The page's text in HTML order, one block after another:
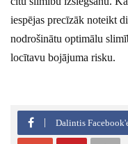
iespējas precīzāk noteikt
nodrošinātu optimālu
locītavu bojājuma risku.
Dalintis